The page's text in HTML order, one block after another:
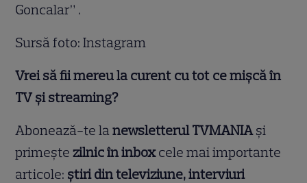
Goncalar” .
Sursă foto: Instagram
Vrei să fii mereu la curent cu tot ce mișcă în
TV și streaming?
Abonează-te lanewsletterul TVMANIAși
primește zilnic în inboxcele mai importante
articole: știri din televiziune, interviuri